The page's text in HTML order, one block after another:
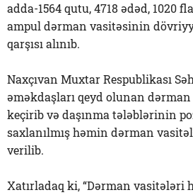
adda-1564 qutu, 4718 ədəd, 1020
ampul dərman vasitəsinin
qarşısı alınıb.
Naxçıvan Muxtar Respublikası
əməkdaşları qeyd olunan
keçirib və daşınma tələblərinin
saxlanılmış həmin dərman
verilib.
Xatırladaq ki, “Dərman vasitələri